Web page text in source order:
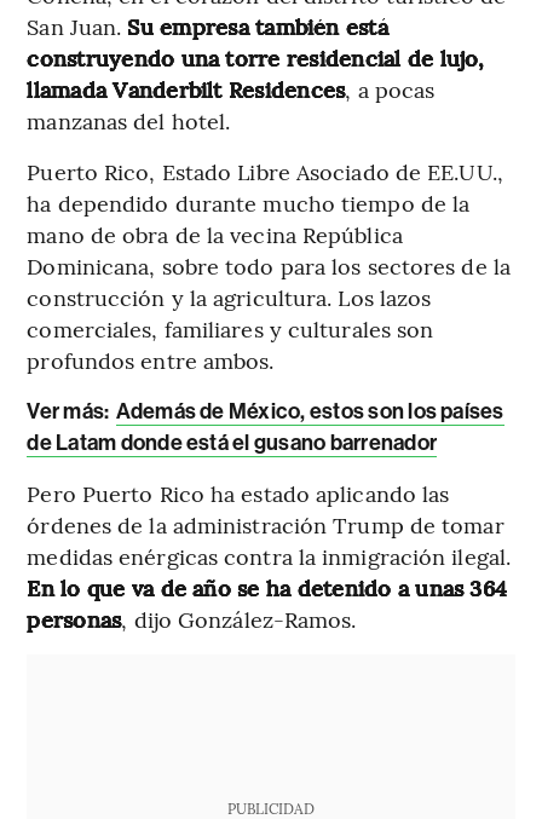
San Juan. Su empresa también está
construyendo una torre residencial de lujo,
llamada Vanderbilt Residences, a pocas
manzanas del hotel.
Puerto Rico, Estado Libre Asociado de EE.UU.,
ha dependido durante mucho tiempo de la
mano de obra de la vecina República
Dominicana, sobre todo para los sectores de la
construcción y la agricultura. Los lazos
comerciales, familiares y culturales son
profundos entre ambos.
Ver más: Además de México, estos son los países
de Latam donde está el gusano barrenador
Pero Puerto Rico ha estado aplicando las
órdenes de la administración Trump de tomar
medidas enérgicas contra la inmigración ilegal.
En lo que va de año se ha detenido a unas 364
personas, dijo González-Ramos.
PUBLICIDAD